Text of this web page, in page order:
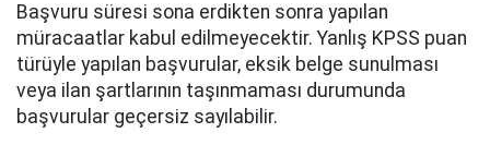
Başvuru süresi sona erdikten sonra yapılan
müracaatlar kabul edilmeyecektir. Yanlış KPSS puan
türüyle yapılan başvurular, eksik belge sunulması
veya ilan şartlarının taşınmaması durumunda
başvurular geçersiz sayılabilir.